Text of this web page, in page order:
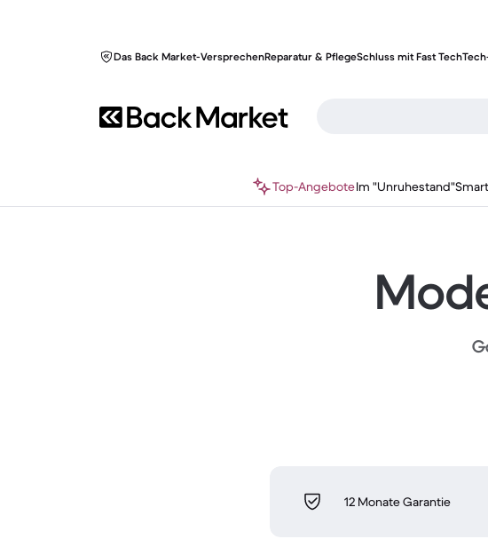
Das Back Market-VersprechenReparatur & PflegeSchluss mit Fast Tech
Top-AngeboteIm "Unruhestand"
12 Monate Garantie